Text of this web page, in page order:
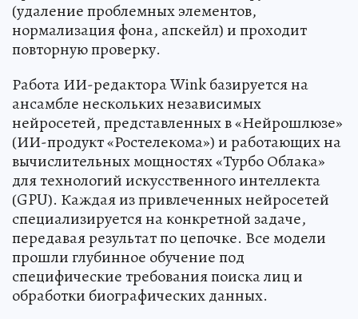
(удаление проблемных элементов,
нормализация фона, апскейл) и проходит
повторную проверку.
Работа ИИ-редактора Wink базируется на
ансамбле нескольких независимых
нейросетей, представленных в «Нейрошлюзе»
(ИИ-продукт «Ростелекома») и работающих на
вычислительных мощностях «Турбо Облака»
для технологий искусственного интеллекта
(GPU). Каждая из привлеченных нейросетей
специализируется на конкретной задаче,
передавая результат по цепочке. Все модели
прошли глубинное обучение под
специфические требования поиска лиц и
обработки биографических данных.